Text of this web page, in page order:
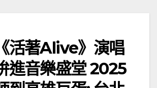
活著Alive》演唱
進音樂盛堂 2025